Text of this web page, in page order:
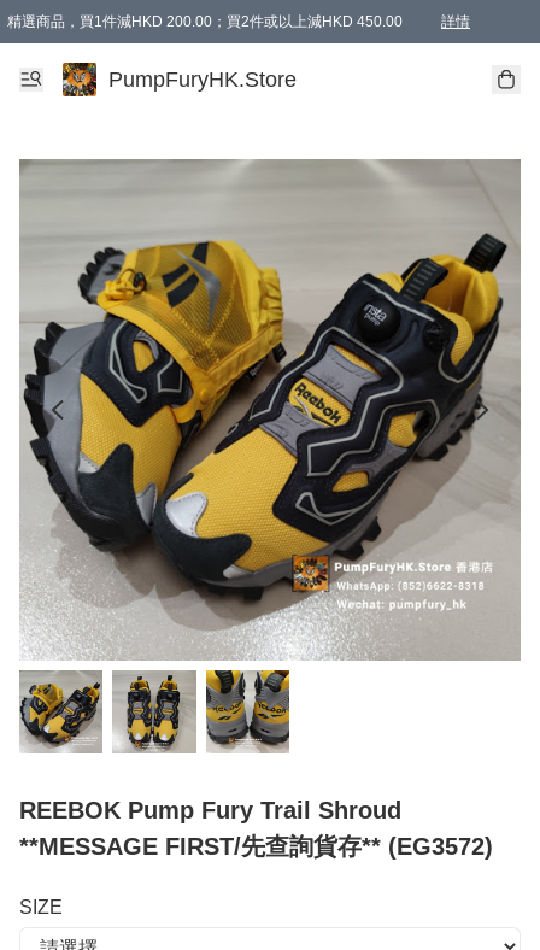
精選商品，買1件減HKD 200.00；買2件或以上減HKD 450.00 詳情
AAPE商品,會員專享9折或以上（按會員等級）AAPE products, members can
精選商品，任選買2件或以上減HKD 100.00
購物滿 HKD 800.00即享免運費優惠！（適用於 特定的送貨方式 )
PumpFuryHK.Store
REEBOK Pump Fury Trail Shroud
**MESSAGE FIRST/先查詢貨存** (EG3572)
SIZE